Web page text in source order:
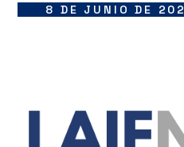
8 DE JUNIO DE